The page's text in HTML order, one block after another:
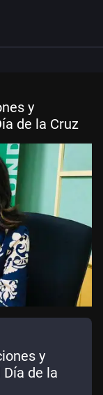
y
de la Cruz
y
de la